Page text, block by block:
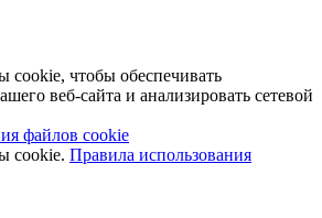
чтобы обеспечивать
веб-сайта и анализировать сетевой
файлов cookie
cookie. Правила использования